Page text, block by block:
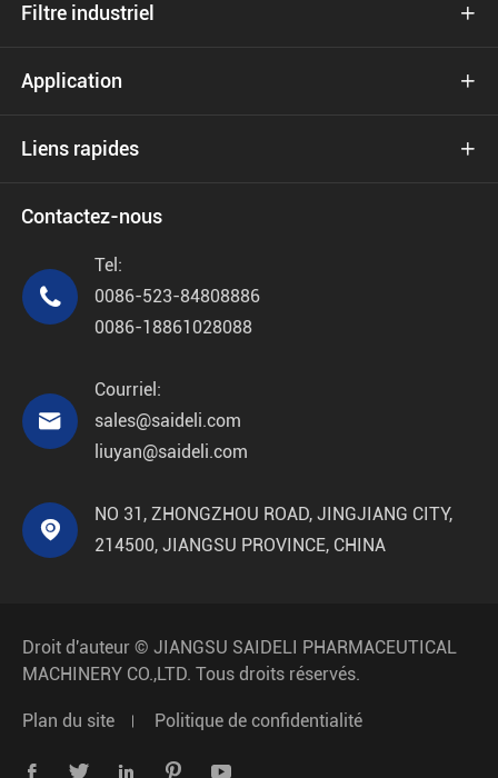
Filtre industriel 
Application 
Liens rapides 
Contactez-nous

Tel:
0086-523-84808886
0086-18861028088

Courriel:
sales@saideli.com
liuyan@saideli.com

NO 31, ZHONGZHOU ROAD, JINGJIANG CITY,
214500, JIANGSU PROVINCE, CHINA
Droit d'auteur © JIANGSU SAIDELI PHARMACEUTICAL
MACHINERY CO.,LTD. Tous droits réservés.
Plan du site Politique de confidentialité
    